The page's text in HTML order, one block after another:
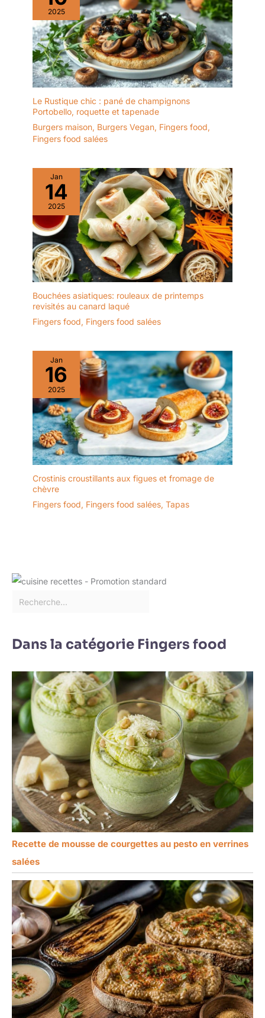
les fêtes, les restaurants
et beaucoup d'autres
occasions. Veuillez noter
: si le produit est
endommagé à la
réception, vous pouvez
trouver un service client
l'environnement.
Lorsque vous ne l'utilisez
plus, vous pouvez
facilement brûler ou
composter votre
vaisselle sur un
barbecue, un four ou
une cheminée.
2025
Le Rustique chic : pané de champignons
Portobello, roquette et tapenade
Burgers maison, Burgers Vegan, Fingers food,
Fingers food salées
Jan
14
2025
Bouchées asiatiques: rouleaux de printemps
revisités au canard laqué
Fingers food, Fingers food salées
Jan
16
2025
Crostinis croustillants aux figues et fromage de
chèvre
Fingers food, Fingers food salées, Tapas
Dans la catégorie Fingers food
Recette de mousse de courgettes au pesto en verrines
salées